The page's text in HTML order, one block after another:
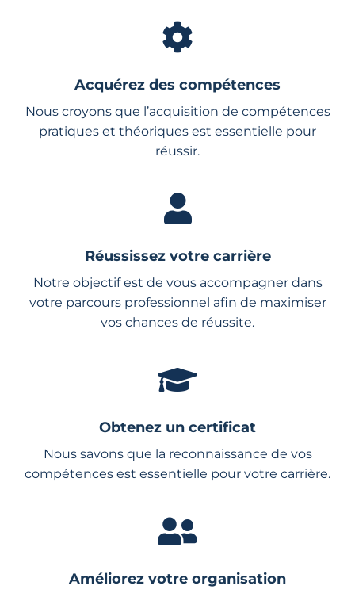
Acquérez des compétences
Nous croyons que l’acquisition de compétences
pratiques et théoriques est essentielle pour
réussir.
Réussissez votre carrière
Notre objectif est de vous accompagner dans
votre parcours professionnel afin de maximiser
vos chances de réussite.
Obtenez un certificat
Nous savons que la reconnaissance de vos
compétences est essentielle pour votre carrière.
Améliorez votre organisation